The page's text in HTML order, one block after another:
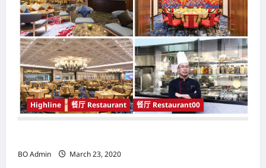
Highline 餐厅 Restaurant 餐厅 Restaurant00
BO Admin March 23, 2020